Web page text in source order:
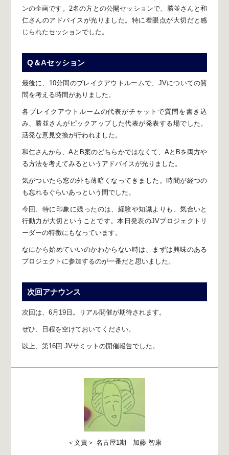
ンの企画です。 2名の方との公開セッションで、勝並さんと和
仁さんのアドバイスが光りました。 特に着眼点が大切だと感
じられたセッションでした。
Q＆Aセッション
最後に、10分間のブレイクアウトルームで、 JVについての質
問を考える時間がありました。
各ブレイクアウトルームの代表がチャットで質問を書き込
み、
勝並さんがピックアップした代表が発表する場でした。
活発な意見交換が行われました。
和仁さんから、AとB案のどちらかではなくて、AとBを両方や
る方法を考えてみるという アドバイスが光りました。
気がついたら窓の外も薄暗くなってきました。時間が経つの
も忘れるぐらいあっという間でした。
今回、特に印象に残ったのは、経験や知識よりも、気合いと
行動力が大切ということです。本日発表のJVプロジェクトリ
ーダーの特徴にもなっています。
なにから始めていいのかわからない時は、
まずは興味のある
プロジェクトに参加するのが一番だと思いました。
次回アナウンス
次回は、6月19日。 リアル開催が期待されます。
ぜひ、日程を空けておいてください。
以上、第16回 JVサミットの開催報告でした。
＜文責＞ 名古屋1期 加藤 智康